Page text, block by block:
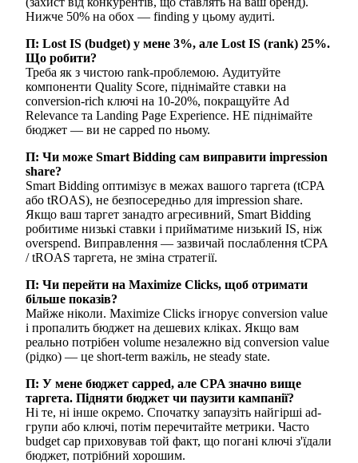
Нижче 50% на обох — finding у цьому аудиті.
П: Lost IS (budget) у мене 3%, але Lost IS (rank) 25%.
Що робити?
Треба як з чистою rank-проблемою. Аудитуйте
компоненти Quality Score, піднімайте ставки на
conversion-rich ключі на 10-20%, покращуйте Ad
Relevance та Landing Page Experience. НЕ піднімайте
бюджет — ви не capped по ньому.
П: Чи може Smart Bidding сам виправити impression
share?
Smart Bidding оптимізує в межах вашого таргета (tCPA
або tROAS), не безпосередньо для impression share.
Якщо ваш таргет занадто агресивний, Smart Bidding
робитиме низькі ставки і прийматиме низький IS, ніж
overspend. Виправлення — зазвичай послаблення tCPA
/ tROAS таргета, не зміна стратегії.
П: Чи перейти на Maximize Clicks, щоб отримати
більше показів?
Майже ніколи. Maximize Clicks ігнорує conversion value
і пропалить бюджет на дешевих кліках. Якщо вам
реально потрібен volume незалежно від conversion value
(рідко) — це short-term важіль, не steady state.
П: У мене бюджет capped, але CPA значно вище
таргета. Підняти бюджет чи паузити кампанії?
Ні те, ні інше окремо. Спочатку запаузіть найгірші ad-
групи або ключі, потім перечитайте метрики. Часто
budget cap приховував той факт, що погані ключі з'їдали
бюджет, потрібний хорошим.